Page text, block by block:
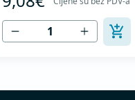
standardima MEST EN 1506 I
MEST EN 12237.